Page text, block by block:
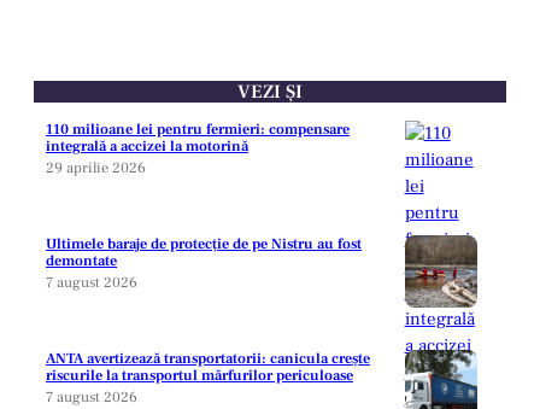
VEZI ȘI
110 milioane lei pentru fermieri: compensare
integrală a accizei la motorină
29 aprilie 2026
Ultimele baraje de protecție de pe Nistru au fost
demontate
7 august 2026
ANTA avertizează transportatorii: canicula crește
riscurile la transportul mărfurilor periculoase
7 august 2026